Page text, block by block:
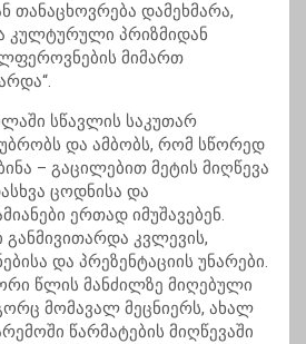
თანაცხოვრება დამეხმარა,
კულტურული პრიზმიდან
მიმართ
სწავლის საკუთარ
და ამბობს, რომ სწორედ
– გაცილებით მეტის მიღწევა
ცოდნისა და
ერთად იმუშავებენ.
განმივითარდა კვლევის,
და პრეზენტაციის უნარები.
წლის მანძილზე მიღებული
მომავალ მეცნიერს, ახალ
წარმატების მიღწევაში